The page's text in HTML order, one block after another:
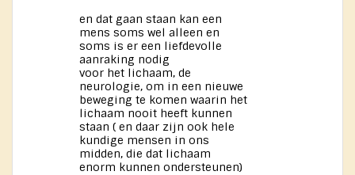
en dat gaan staan kan een
mens soms wel alleen en
soms is er een liefdevolle
aanraking nodig
voor het lichaam, de
neurologie, om in een nieuwe
beweging te komen waarin het
lichaam nooit heeft kunnen
staan ( en daar zijn ook hele
kundige mensen in ons
midden, die dat lichaam
enorm kunnen ondersteunen)